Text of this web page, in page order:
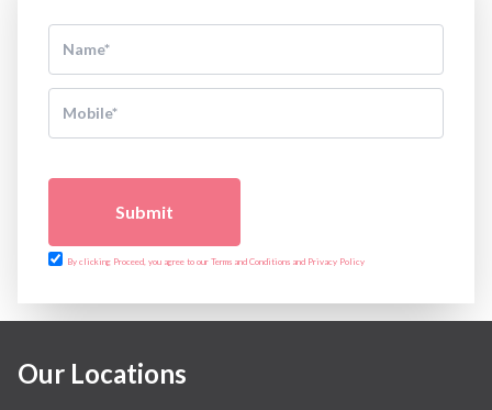
Submit
By clicking Proceed, you agree to our Terms and Conditions and Privacy Policy
Our Locations